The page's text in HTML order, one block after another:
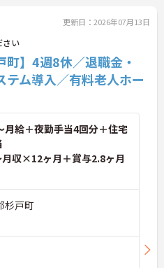
にご相談くださ更新日：2026年07月13日
い
町】4週8休／退職金・
ム導入／有料老人ホー
月給＋夜勤手当4回分＋住宅
月収×12ヶ月＋賞与2.8ヶ月
杉戸町